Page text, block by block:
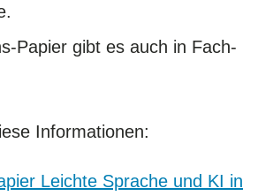
Papier gibt es auch in Fach-
Informationen:
Leichte Sprache und KI in